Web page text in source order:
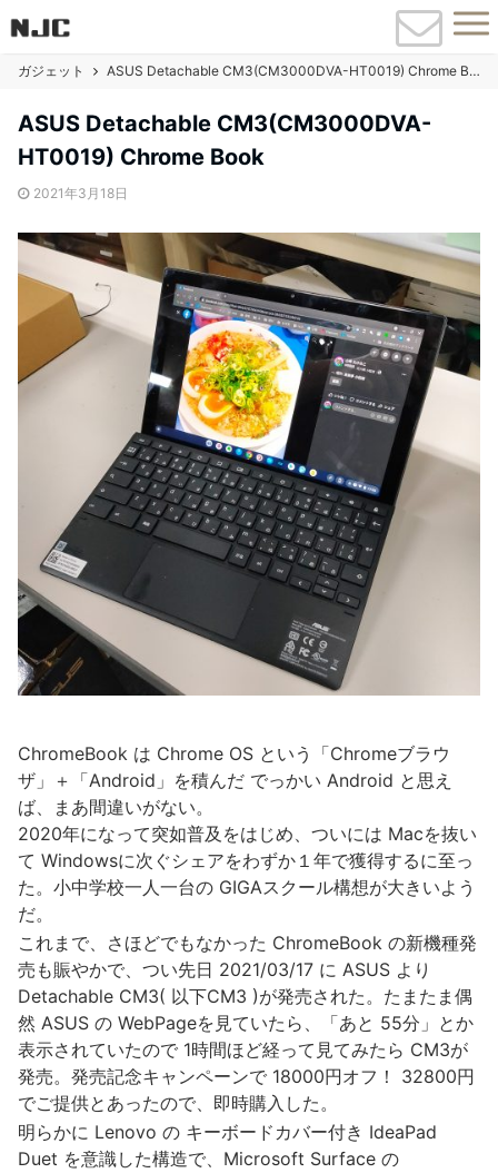
ガジェット ASUS Detachable CM3(CM3000DVA-HT0019) Chrome Book
ASUS Detachable CM3(CM3000DVA-
HT0019) Chrome Book
2021年3月18日
ChromeBook は Chrome OS という「Chromeブラウ
ザ」＋「Android」を積んだ でっかい Android と思え
ば、まあ間違いがない。
2020年になって突如普及をはじめ、ついには Macを抜い
て Windowsに次ぐシェアをわずか１年で獲得するに至っ
た。小中学校一人一台の GIGAスクール構想が大きいよう
だ。
これまで、さほどでもなかった ChromeBook の新機種発
売も賑やかで、つい先日 2021/03/17 に ASUS より
Detachable CM3( 以下CM3 )が発売された。たまたま偶
然 ASUS の WebPageを見ていたら、「あと 55分」とか
表示されていたので 1時間ほど経って見てみたら CM3が
発売。発売記念キャンペーンで 18000円オフ！ 32800円
でご提供とあったので、即時購入した。
明らかに Lenovo の キーボードカバー付き IdeaPad
Duet を意識した構造で、Microsoft Surface の